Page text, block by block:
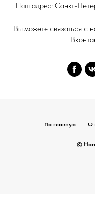
Наш адрес: Санкт-
Вы можете связаться с
На главную О
©